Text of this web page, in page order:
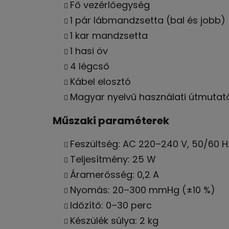
Fő vezérlőegység
1 pár lábmandzsetta (bal és jobb)
1 kar mandzsetta
1 hasi öv
4 légcső
Kábel elosztó
Magyar nyelvű használati
Műszaki paraméterek
Feszültség: AC 220–240 V, 50/60
Teljesítmény: 25 W
Áramerősség: 0,2 A
Nyomás: 20–300 mmHg (±10 %)
Időzítő: 0–30 perc
Készülék súlya: 2 kg